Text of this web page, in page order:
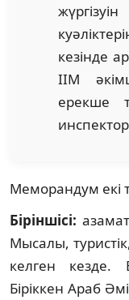
кезінде
ІІМ
ерекше
Меморандум екі
Біріншісі:
Мысалы,
келген кезде.
Біріккен Араб